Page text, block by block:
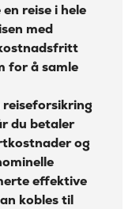
/ American
reise i hele
med
for å samle
du betaler
og
effektive
kobles til